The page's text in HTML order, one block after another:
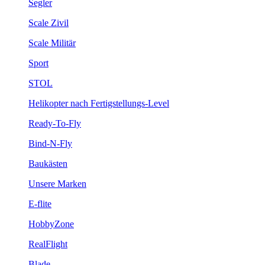
Segler
Scale Zivil
Scale Militär
Sport
STOL
Helikopter nach Fertigstellungs-Level
Ready-To-Fly
Bind-N-Fly
Baukästen
Unsere Marken
E-flite
HobbyZone
RealFlight